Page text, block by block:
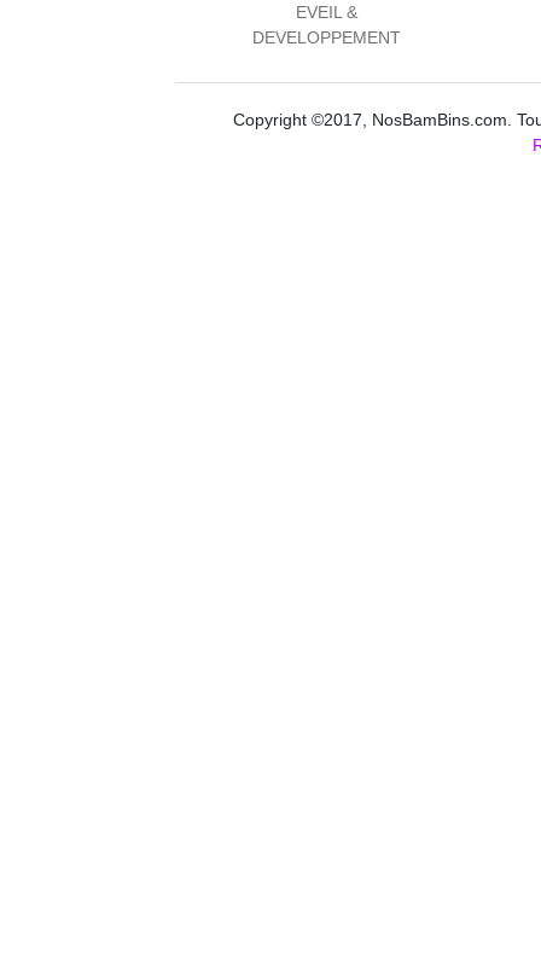
EVEIL &
DEVELOPPEMENT
Copyright ©2017, NosBamBins.com.